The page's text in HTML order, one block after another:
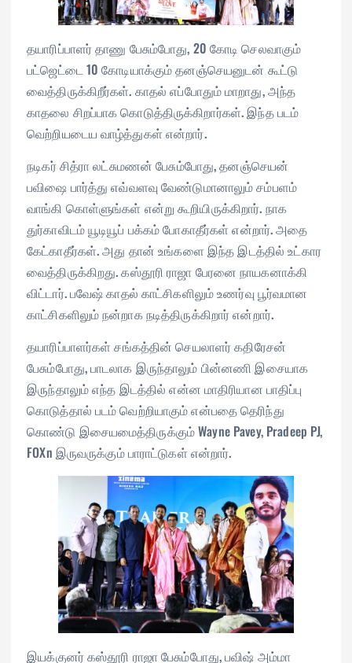
தயாரிப்பாளர் தாணு பேசும்போது, 20 கோடி செலவாகும்
பட்ஜெட்டை 10 கோடியாக்கும் தனஞ்செயனுடன் கூட்டு
வைத்திருக்கிறீர்கள். காதல் எப்போதும் மாறாது, அந்த
காதலை சிறப்பாக கொடுத்திருக்கிறார்கள். இந்த படம்
வெற்றியடைய வாழ்த்துகள் என்றார்.
நடிகர் சித்ரா லட்சுமணன் பேசும்போது, தனஞ்செயன்
பவிஷை பார்த்து எவ்வளவு வேண்டுமானாலும் சம்பளம்
வாங்கி கொள்ளுங்கள் என்று கூறியிருக்கிறார். நாக
துர்காவிடம் யூடியூப் பக்கம் போகாதீர்கள் என்றார். அதை
கேட்காதீர்கள். அது தான் உங்களை இந்த இடத்தில் உட்கார
வைத்திருக்கிறது. கஸ்தூரி ராஜா பேரனை நாயகனாக்கி
விட்டார். பவேஷ் காதல் காட்சிகளிலும் உணர்வு பூர்வமான
காட்சிகளிலும் நன்றாக நடித்திருக்கிறார் என்றார்.
தயாரிப்பாளர்கள் சங்கத்தின் செயலாளர் கதிரேசன்
பேசும்போது, பாடலாக இருந்தாலும் பின்னணி இசையாக
இருந்தாலும் எந்த இடத்தில் என்ன மாதிரியான பாதிப்பு
கொடுத்தால் படம் வெற்றியாகும் என்பதை தெரிந்து
கொண்டு இசையமைத்திருக்கும் Wayne Pavey, Pradeep PJ,
FOXn இருவருக்கும் பாராட்டுகள் என்றார்.
இயக்குனர் கஸ்தூரி ராஜா பேசும்போது, பவிஷ் அம்மா